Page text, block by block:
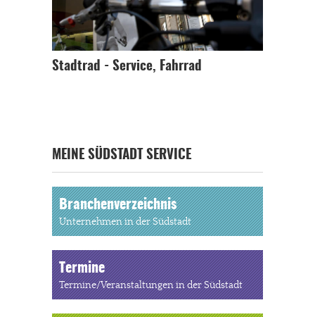
Stadtrad - Service, Fahrrad
MEINE SÜDSTADT SERVICE
Branchenverzeichnis
Unternehmen in der Südstadt
Termine
Termine/Veranstaltungen in der Südstadt